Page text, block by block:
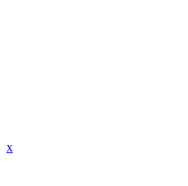
x